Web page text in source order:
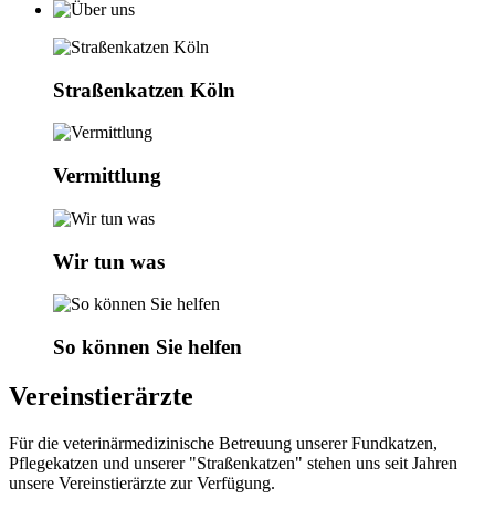
Straßenkatzen Köln
Vermittlung
Wir tun was
So können Sie helfen
Vereinstierärzte
Für die veterinärmedizinische Betreuung unserer Fundkatzen,
Pflegekatzen und unserer "Straßenkatzen" stehen uns seit Jahren
unsere Vereinstierärzte zur Verfügung.